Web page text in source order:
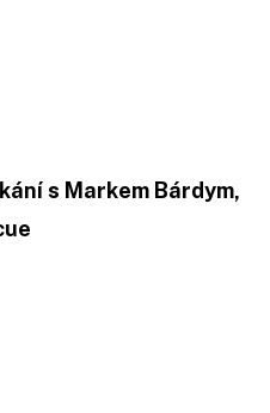
s Markem Bárdym,